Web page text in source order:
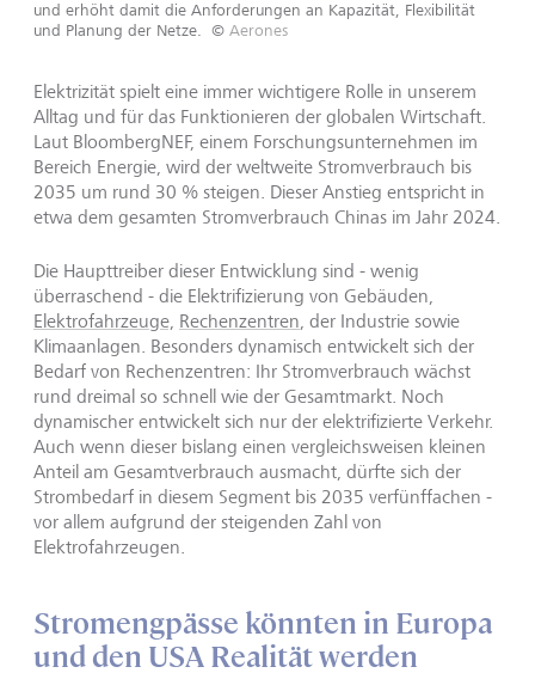
und erhöht damit die Anforderungen an Kapazität, Flexibilität
und Planung der Netze.
© Aerones
Elektrizität spielt eine immer wichtigere Rolle in unserem
Alltag und für das Funktionieren der globalen Wirtschaft.
Laut BloombergNEF, einem Forschungsunternehmen im
Bereich Energie, wird der weltweite Stromverbrauch bis
2035 um rund 30 % steigen. Dieser Anstieg entspricht in
etwa dem gesamten Stromverbrauch Chinas im Jahr 2024.
Die Haupttreiber dieser Entwicklung sind - wenig
überraschend - die Elektrifizierung von Gebäuden,
Elektrofahrzeuge, Rechenzentren , der Industrie sowie
Klimaanlagen. Besonders dynamisch entwickelt sich der
Bedarf von Rechenzentren: Ihr Stromverbrauch wächst
rund dreimal so schnell wie der Gesamtmarkt. Noch
dynamischer entwickelt sich nur der elektrifizierte Verkehr.
Auch wenn dieser bislang einen vergleichsweisen kleinen
Anteil am Gesamtverbrauch ausmacht, dürfte sich der
Strombedarf in diesem Segment bis 2035 verfünffachen -
vor allem aufgrund der steigenden Zahl von
Elektrofahrzeugen.
Stromengpässe könnten in Europa
und den USA Realität werden